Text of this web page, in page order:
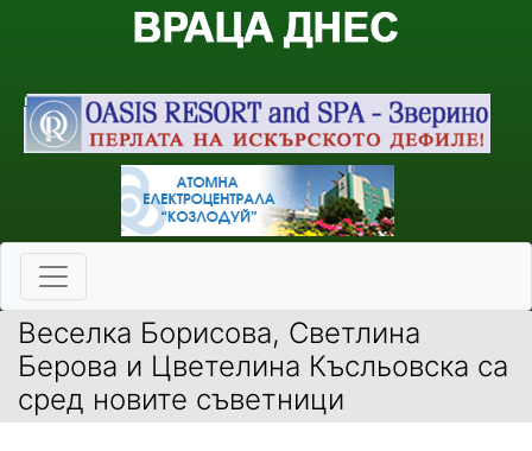
Веселка Борисова, Светлина
Берова и Цветелина Късльовска са
сред новите съветници